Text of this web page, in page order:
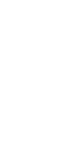
자신에게는
는 사실이다.
되, 남에게는